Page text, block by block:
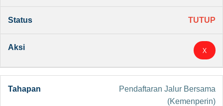
TUTUP
X
Pendaftaran Jalur Bersama
(Kemenperin)